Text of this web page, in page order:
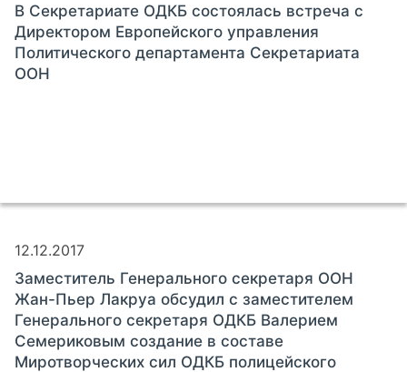
В Секретариате ОДКБ состоялась встреча с
Директором Европейского управления
Политического департамента Секретариата
ООН
12.12.2017
Заместитель Генерального секретаря ООН
Жан-Пьер Лакруа обсудил с заместителем
Генерального секретаря ОДКБ Валерием
Семериковым создание в составе
Миротворческих сил ОДКБ полицейского